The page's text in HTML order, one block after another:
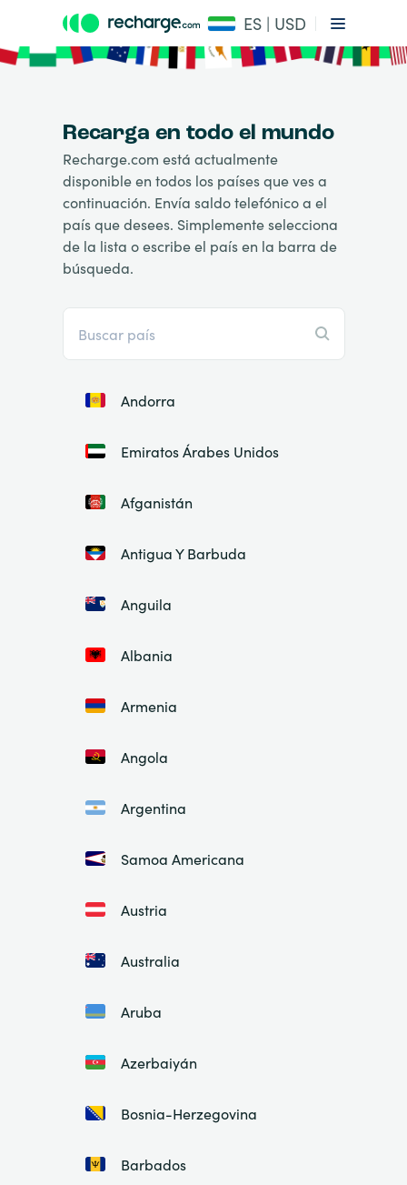
ES | USD
Recarga en todo el mundo
Recharge.com está actualmente
disponible en todos los países que ves a
continuación. Envía saldo telefónico a el
país que desees. Simplemente selecciona
de la lista o escribe el país en la barra de
búsqueda.
Andorra
Emiratos Árabes Unidos
Afganistán
Antigua Y Barbuda
Anguila
Albania
Armenia
Angola
Argentina
Samoa Americana
Austria
Australia
Aruba
Azerbaiyán
Bosnia-Herzegovina
Barbados